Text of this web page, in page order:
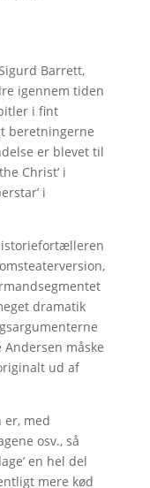
Barrett,
igennem tiden
i fint
beretningerne
er blevet til
Christ’ i
i
dramatik
måske
ud af
er, med
osv., så
en hel del
mere kød